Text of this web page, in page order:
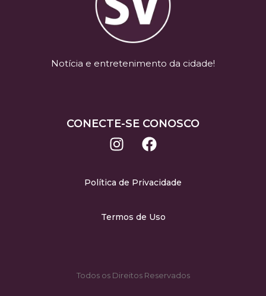
Notícia e entretenimento da cidade!
CONECTE-SE CONOSCO
Política de Privacidade
Termos de Uso
Todos os Direitos Reservados